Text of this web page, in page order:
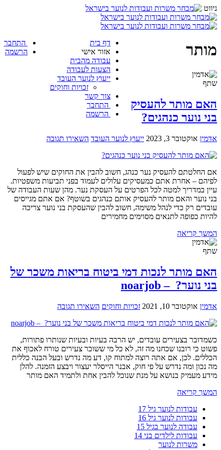
ניווט
התחבר
הרשמה
דף בית
אזור אישי
עבודה מהבית
הצעות לעבודה
ייעוץ לנוער העובד
זכויות וחוקים
צור קשר
התחבר
הרשמה
מותר
שתף
האם מותר להעסיק
בני נוער כנהגים?
אדמין אוקטובר 3, 2023 ייעוץ לנוער העובד השאירו תגובה
אם החלטתם להעסיק נער כנהג, חשוב להבין את החוקים שיש לפעול
לפיהם – אחרת אתם כמעסיקים עלולים לעמוד בפני תביעות משפטיות.
עיין במדריך למטה לכל הפרטים על העסקת נער. מהן שעות העבודה של
בני נוער והאם מותר להעסיק אותם כנהגים בשוטף? אם אתם מגייסים
עובדים רק כדי לנהל משימה, חשוב להבין שהעסקת בני נוער צריכה
להיות כפופה לתנאים מסוימים מחמירים
המשך קריאה
שתף
האם מותר לנכות דמי ביטוח בריאות משכר של
בני נוער? – noarjob
אדמין אוקטובר 10, 2021 זכויות וחוקים השאירו תגובה
כשמדובר בצעירים עובדים, יש הרבה בעיות ובעיות שנותרו פתורות,
פשוט כי רובנו שכחנו מה זה, לא כל מי ששוכר צעירים טורח לאכוף את
הכללים. לכן, אם אתה רוצה למתוח קו, דע מה נדרש ובעל הבנה כללית
מה נכון ומה נדרש על פי חוק, אבנר הייסלר יעצור ויבצע הזמנה. להלן
מידע מעמיק בנושא על מנת שנוכל להבין אחת ולתמיד האם מותר
המשך קריאה
עבודות לנוער גיל 17
עבודות לנוער גיל 16
עבודה לנוער בגיל 15
עבודות לילדים בני 14
משרות לנוער